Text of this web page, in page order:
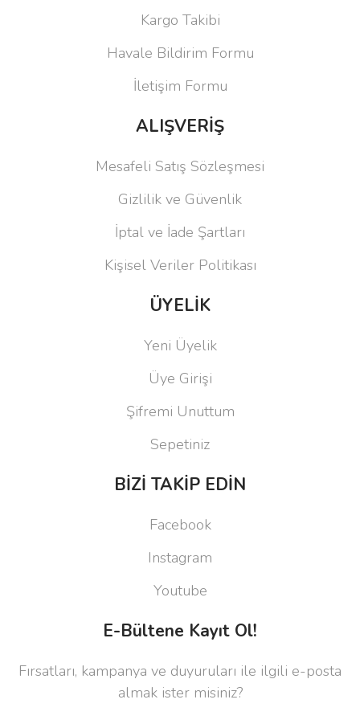
Kargo Takibi
Havale Bildirim Formu
İletişim Formu
ALIŞVERİŞ
Mesafeli Satış Sözleşmesi
Gizlilik ve Güvenlik
İptal ve İade Şartları
Kişisel Veriler Politikası
ÜYELİK
Yeni Üyelik
Üye Girişi
Şifremi Unuttum
Sepetiniz
BİZİ TAKİP EDİN
Facebook
Instagram
Youtube
E-Bültene Kayıt Ol!
Fırsatları, kampanya ve duyuruları ile ilgili e-posta
almak ister misiniz?